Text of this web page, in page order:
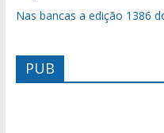
Nas bancas a edição 1386
PUB